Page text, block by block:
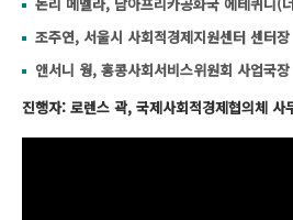
조주연, 서울시 사회적경제지원센터 센터장
앤서니 웡, 홍콩사회서비스위원회 사업국장
진행자: 로렌스 곽, 국제사회적경제협의체 사